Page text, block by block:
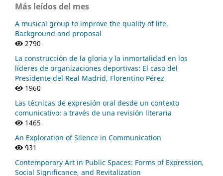
Más leídos del mes
A musical group to improve the quality of life.
Background and proposal
2790
La construcción de la gloria y la inmortalidad en los
líderes de organizaciones deportivas: El caso del
Presidente del Real Madrid, Florentino Pérez
1960
Las técnicas de expresión oral desde un contexto
comunicativo: a través de una revisión literaria
1465
An Exploration of Silence in Communication
931
Contemporary Art in Public Spaces: Forms of Expression,
Social Significance, and Revitalization